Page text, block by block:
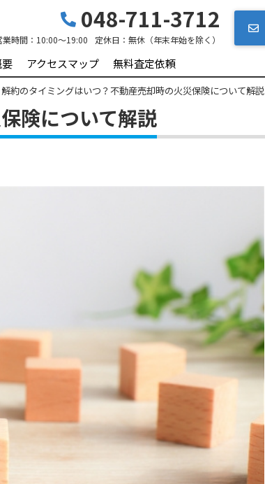
048-711-3712
業時間： 10:00～19:00 定休日： 無休（年末年始を除く）
アクセスマップ 無料査定依頼
解約のタイミングはいつ？不動産売却時の火災保険について解説
険について解説